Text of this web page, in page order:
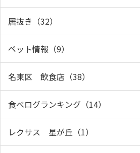
居抜き（32）
ペット情報（9）
名東区 飲食店（38）
食べログランキング（14）
レクサス 星が丘（1）